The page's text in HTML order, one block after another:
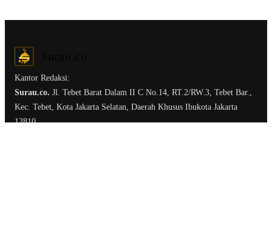
Kantor Redaksi:
Surau.co. Jl. Tebet Barat Dalam II C No.14, RT.2/RW.3, Tebet Bar.,
Kec. Tebet, Kota Jakarta Selatan, Daerah Khusus Ibukota Jakarta
12810